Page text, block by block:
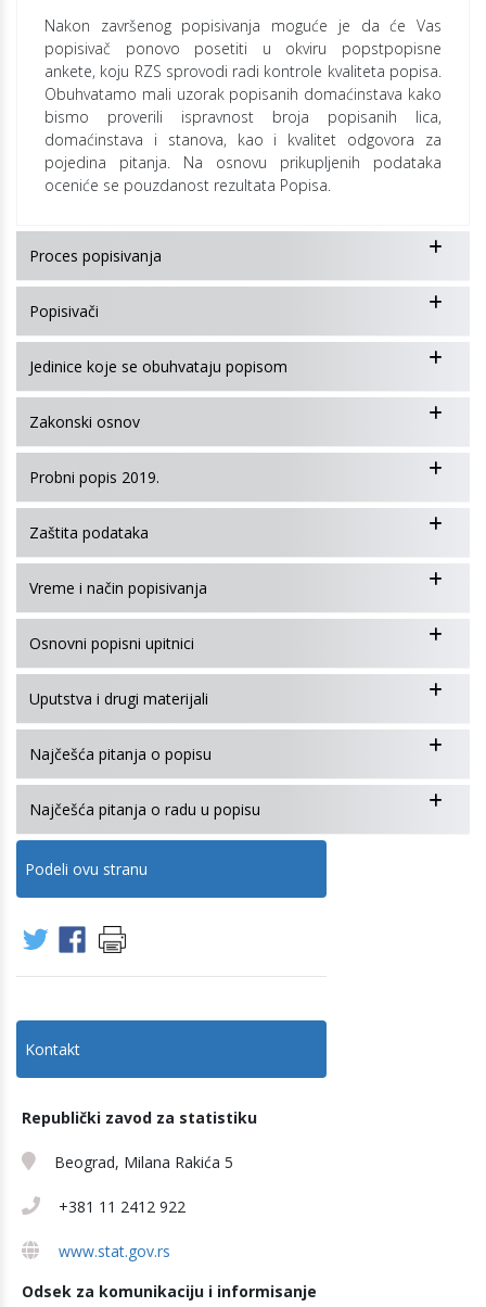
Nakon završenog popisivanja moguće je da će Vas
popisivač ponovo posetiti u okviru popstpopisne
ankete, koju RZS sprovodi radi kontrole kvaliteta popisa.
Obuhvatamo mali uzorak popisanih domaćinstava kako
bismo proverili ispravnost broja popisanih lica,
domaćinstava i stanova, kao i kvalitet odgovora za
pojedina pitanja. Na osnovu prikupljenih podataka
oceniće se pouzdanost rezultata Popisa.
Proces popisivanja
Popisivači
Jedinice koje se obuhvataju popisom
Zakonski osnov
Probni popis 2019.
Zaštita podataka
Vreme i način popisivanja
Osnovni popisni upitnici
Uputstva i drugi materijali
Najčešća pitanja o popisu
Najčešća pitanja o radu u popisu
Podeli ovu stranu
Kontakt
Republički zavod za statistiku
Beograd, Milana Rakića 5
+381 11 2412 922
www.stat.gov.rs
Odsek za komunikaciju i informisanje